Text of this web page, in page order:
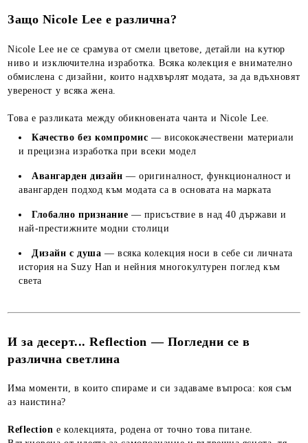
Защо Nicole Lee е различна?
Nicole Lee не се срамува от смели цветове, детайли на кутюр
ниво и изключителна изработка. Всяка колекция е внимателно
обмислена с дизайни, които надхвърлят модата, за да вдъхновят
увереност у всяка жена.
Това е разликата между обикновената чанта и Nicole Lee.
Качество без компромис — висококачествени материали
и прецизна изработка при всеки модел
Авангарден дизайн — оригиналност, функционалност и
авангарден подход към модата са в основата на марката
Глобално признание — присъствие в над 40 държави и
най-престижните модни столици
Дизайн с душа — всяка колекция носи в себе си личната
история на Suzy Han и нейния многокултурен поглед към
света
И за десерт... Reflection — Погледни се в
различна светлина
Има моменти, в които спираме и си задаваме въпроса: коя съм
аз наистина?
Reflection е колекцията, родена от точно това питане.